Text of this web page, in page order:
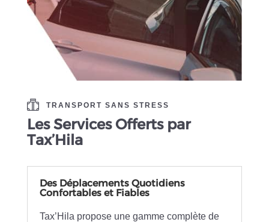
TRANSPORT SANS STRESS
Les Services Offerts par
Tax’Hila
Des Déplacements Quotidiens
Confortables et Fiables
Tax’Hila propose une gamme complète de